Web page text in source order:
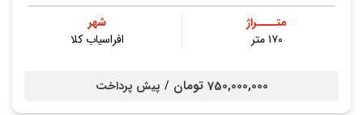
متــــراژ
۱۷۰ متر
شهر
افراسیاب کلا
750,000,000 تومان / پیش پرداخت